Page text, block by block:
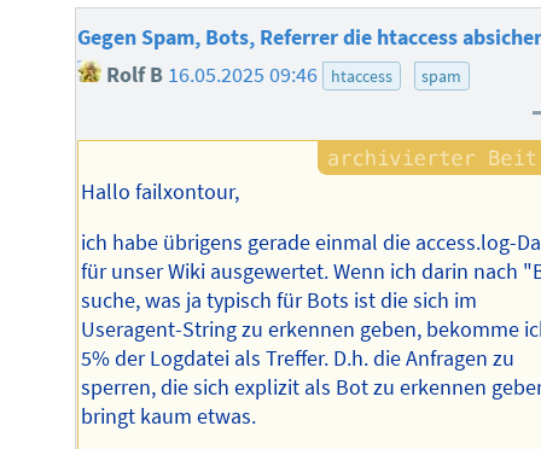
Gegen Spam, Bots, Referrer die htaccess
Rolf B 16.05.2025 09:46 htaccess spam
Hallo failxontour,
ich habe übrigens gerade einmal die access.log-
für unser Wiki ausgewertet. Wenn ich darin nach
suche, was ja typisch für Bots ist die sich im
Useragent-String zu erkennen geben, bekomme
5% der Logdatei als Treffer. D.h. die Anfragen zu
sperren, die sich explizit als Bot zu erkennen
bringt kaum etwas.